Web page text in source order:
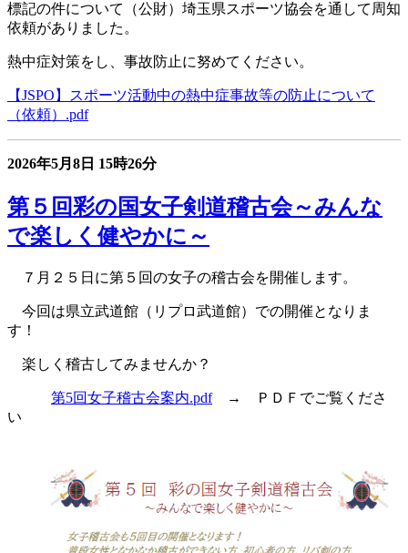
標記の件について（公財）埼玉県スポーツ協会を通して周知
依頼がありました。
熱中症対策をし、事故防止に努めてください。
【JSPO】スポーツ活動中の熱中症事故等の防止について
（依頼）.pdf
2026年5月8日 15時26分
第５回彩の国女子剣道稽古会～みんな
で楽しく健やかに～
７月２５日に第５回の女子の稽古会を開催します。
今回は県立武道館（リプロ武道館）での開催となりま
す！
楽しく稽古してみませんか？
第5回女子稽古会案内.pdf→ ＰＤＦでご覧くださ
い